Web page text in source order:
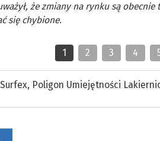
że zmiany na rynku są
się chybione.
1 2 3 4
Surfex, Poligon Umiejętności